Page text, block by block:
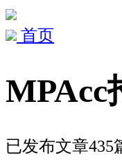
首页
MPAcc
已发布文章435